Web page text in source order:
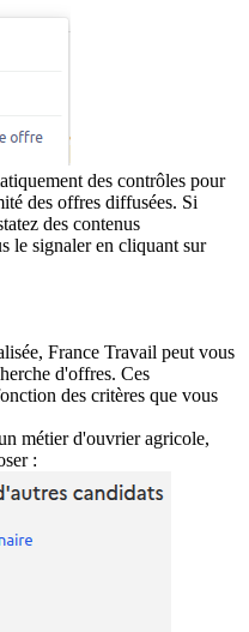
des contrôles pour
des offres diffusées. Si
des contenus
le signaler en cliquant sur
France Travail peut vous
d'offres. Ces
des critères que vous
métier d'ouvrier agricole,
: